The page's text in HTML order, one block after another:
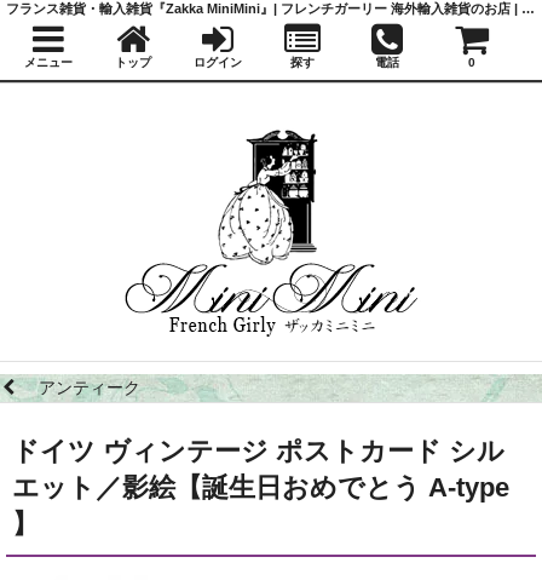
アンティーク
ドイツ ヴィンテージ ポストカード シル
エット／影絵【誕生日おめでとう A-type
】
フランス雑貨・輸入雑貨『Zakka MiniMini』| フレンチガーリー 海外輸入雑貨のお店 | かわいい雑貨 | 蚤の市 | アンティーク
メニュー トップ ログイン 探す 電話 0